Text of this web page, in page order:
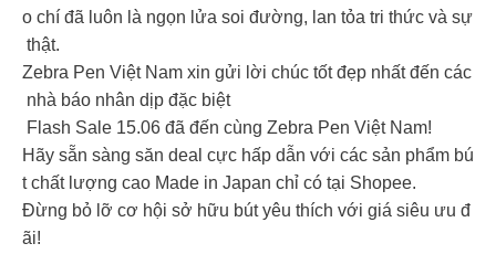
o chí đã luôn là ngọn lửa soi đường, lan tỏa tri thức và sự
thật.
Zebra Pen Việt Nam xin gửi lời chúc tốt đẹp nhất đến các
nhà báo nhân dịp đặc biệt
Flash Sale 15.06 đã đến cùng Zebra Pen Việt Nam!
Hãy sẵn sàng săn deal cực hấp dẫn với các sản phẩm bú
t chất lượng cao Made in Japan chỉ có tại Shopee.
Đừng bỏ lỡ cơ hội sở hữu bút yêu thích với giá siêu ưu đ
ãi!